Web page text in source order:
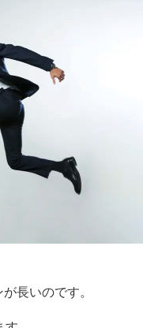
長いのです。